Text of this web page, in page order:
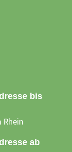
bis
Rhein
ab